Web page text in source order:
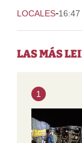
LOCALES-16:47
LAS MÁS
1